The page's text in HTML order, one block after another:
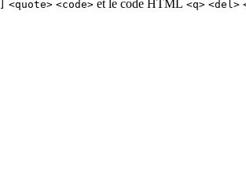
<quote> <code> et le code HTML <q> <del>